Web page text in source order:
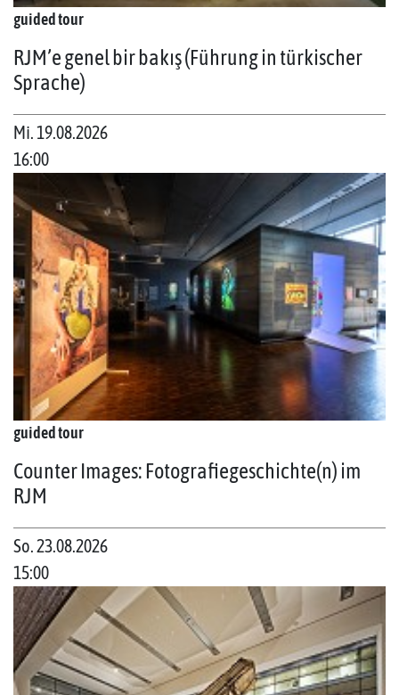
guided tour
RJM’e genel bir bakış (Führung in türkischer
Sprache)
Mi. 19.08.2026
16:00
guided tour
Counter Images: Fotografiegeschichte(n) im
RJM
So. 23.08.2026
15:00